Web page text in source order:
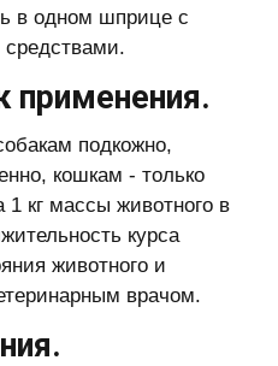
в одном шприце с
подкожно,
кошкам - только
кг массы животного в
курса
животного и
врачом.